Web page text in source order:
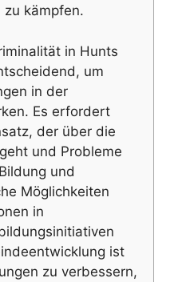
zu kämpfen.
in Hunts
um
in der
Es erfordert
der über die
und Probleme
und
Möglichkeiten
in
ist
zu verbessern,